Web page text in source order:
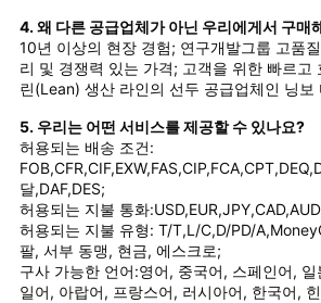
4. 왜 다른 공급업체가 아닌 우리에게서 구매
10년 이상의 현장 경험; 연구개발그룹 고품
리 및 경쟁력 있는 가격; 고객을 위한 빠르고
린(Lean) 생산 라인의 선두 공급업체인 닝
5. 우리는 어떤 서비스를 제공할 수 있나요?
허용되는 배송 조건:
달,DAF,DES;
허용되는 지불 통화
허용되는 지불 유형: T/T,L/C,D/PD/
팔, 서부 동맹, 현금, 에스크로;
구사 가능한 언어:영어, 중국어, 스페인어,
일어, 아랍어, 프랑스어, 러시아어, 한국어,